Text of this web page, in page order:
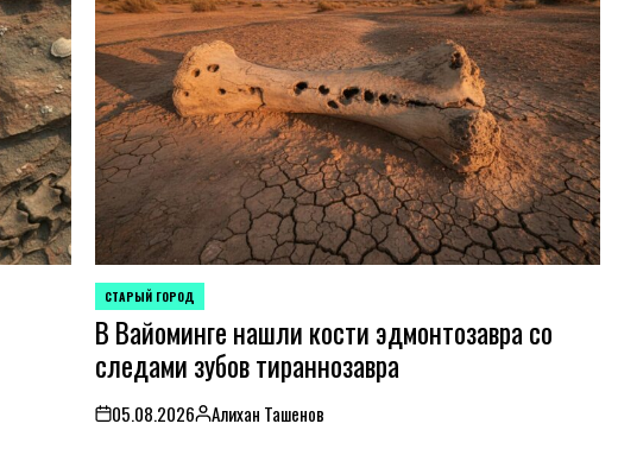
POSTED
IN
СТАРЫЙ ГОРОД
В Вайоминге нашли кости эдмонтозавра со
следами зубов тираннозавра
on05.08.2026Posted
Алихан Ташенов